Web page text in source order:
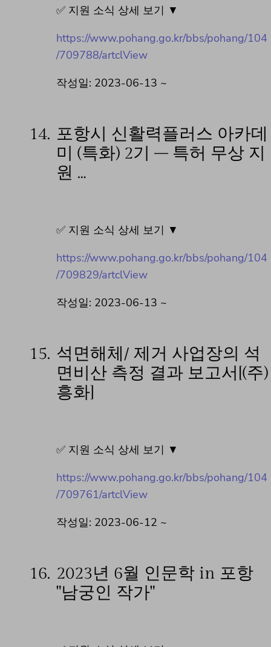
✅ 지원 소식 상세 보기 ▼
https://www.pohang.go.kr/bbs/pohang/104
/709788/artclView
작성일: 2023-06-13 ~
14. 포항시 신활력플러스 아카데
미 (특화) 2기 – 특허 무상 지
원 …
✅ 지원 소식 상세 보기 ▼
https://www.pohang.go.kr/bbs/pohang/104
/709829/artclView
작성일: 2023-06-13 ~
15. 석면해체/ 제거 사업장의 석
면비산 측정 결과 보고서[(주)
흥화]
✅ 지원 소식 상세 보기 ▼
https://www.pohang.go.kr/bbs/pohang/104
/709761/artclView
작성일: 2023-06-12 ~
16. 2023년 6월 인문학 in 포항
"남궁인 작가"